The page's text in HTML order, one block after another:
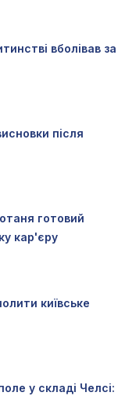
вболівав за
після
готовий
кар'єру
київське
у складі Челсі: